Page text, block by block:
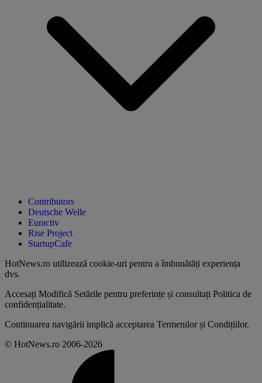
Contributors
Deutsche Welle
Euractiv
Rise Project
StartupCafe
HotNews.ro utilizează cookie-uri pentru a îmbunătăți experiența
dvs.
Accesați Modifică Setările pentru preferințe și consultați Politica de
confidențialitate.
Continuarea navigării implică acceptarea Termenilor și Condițiilor.
© HotNews.ro 2006-2026